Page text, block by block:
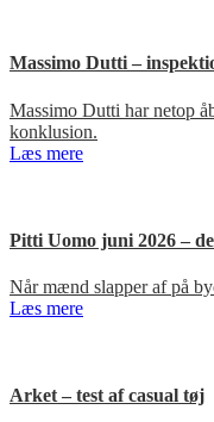
Massimo Dutti –
Massimo Dutti har netop
konklusion.
Læs mere
Pitti Uomo juni 2026 –
Når mænd slapper af på
Læs mere
Arket – test af casual tøj